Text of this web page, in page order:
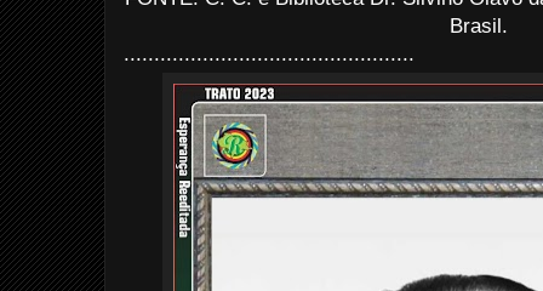
Brasil.
................................................